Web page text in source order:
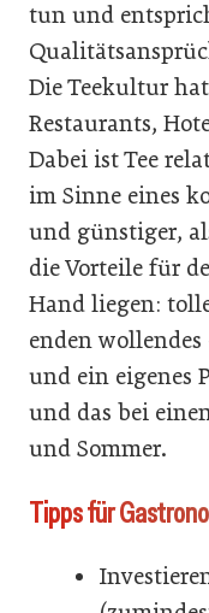
tun und
Die Teekultur
Restaurants,
Dabei ist Tee
im Sinne eines
und günstiger,
die Vorteile für
Hand liegen:
enden wollendes
und ein eigenes
und das bei
und Sommer.
Tipps für